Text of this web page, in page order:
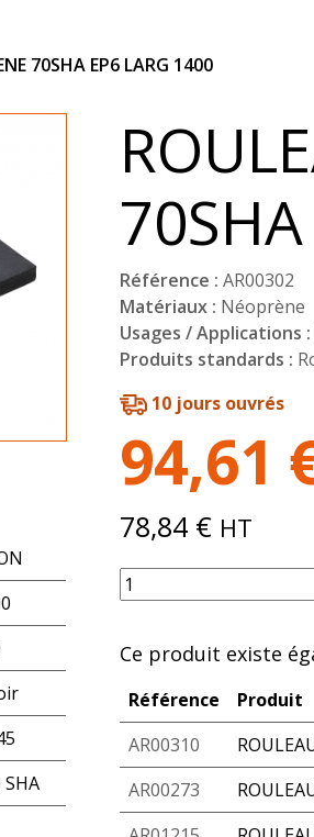
70SHA EP6 LARG 1400
SHA
Référence : AR00302
Matériaux : Néoprène
Usages / Applications :
Produits standards :
10 jours ouvrés
94,61
78,84 € HT
quantité de ROULEAU
Ce produit existe
Référence Produit
AR00310
AR00273